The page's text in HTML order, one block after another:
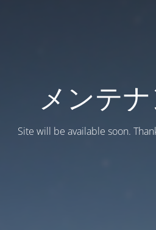
メンテ
Site will be available soon.